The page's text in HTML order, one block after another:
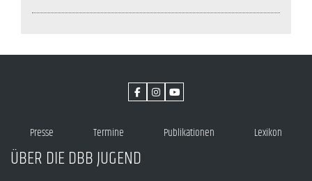
Presse Termine Publikationen Lexikon
ÜBER DIE DBB JUGEND